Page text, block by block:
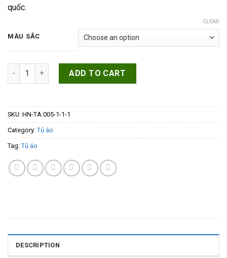
quốc.
MÀU SẮC
CLEAR
Tủ quần áo 1 cánh gỗ công nghiệp hiện đại HN-TA.002 quantity
ADD TO CART
SKU: HN-TA.005-1-1-1
Category: Tủ áo
Tag: Tủ áo
DESCRIPTION